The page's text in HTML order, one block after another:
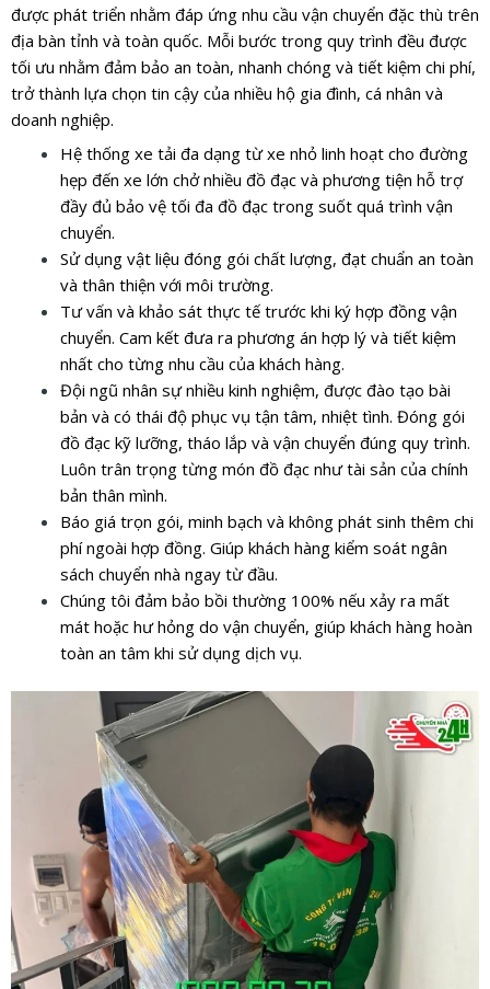
được phát triển nhằm đáp ứng nhu cầu vận chuyển đặc thù trên
địa bàn tỉnh và toàn quốc. Mỗi bước trong quy trình đều được
tối ưu nhằm đảm bảo an toàn, nhanh chóng và tiết kiệm chi phí,
trở thành lựa chọn tin cậy của nhiều hộ gia đình, cá nhân và
doanh nghiệp.
Hệ thống xe tải đa dạng từ xe nhỏ linh hoạt cho đường
hẹp đến xe lớn chở nhiều đồ đạc và phương tiện hỗ trợ
đầy đủ bảo vệ tối đa đồ đạc trong suốt quá trình vận
chuyển.
Sử dụng vật liệu đóng gói chất lượng, đạt chuẩn an toàn
và thân thiện với môi trường.
Tư vấn và khảo sát thực tế trước khi ký hợp đồng vận
chuyển. Cam kết đưa ra phương án hợp lý và tiết kiệm
nhất cho từng nhu cầu của khách hàng.
Đội ngũ nhân sự nhiều kinh nghiệm, được đào tạo bài
bản và có thái độ phục vụ tận tâm, nhiệt tình. Đóng gói
đồ đạc kỹ lưỡng, tháo lắp và vận chuyển đúng quy trình.
Luôn trân trọng từng món đồ đạc như tài sản của chính
bản thân mình.
Báo giá trọn gói, minh bạch và không phát sinh thêm chi
phí ngoài hợp đồng. Giúp khách hàng kiểm soát ngân
sách chuyển nhà ngay từ đầu.
Chúng tôi đảm bảo bồi thường 100% nếu xảy ra mất
mát hoặc hư hỏng do vận chuyển, giúp khách hàng hoàn
toàn an tâm khi sử dụng dịch vụ.